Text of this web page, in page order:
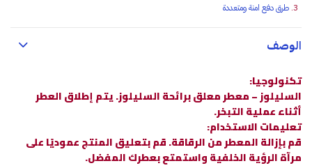
طرق دفع امنة ومتعددة
الوصف
تكنولوجيا:
السليلوز – معطر معلق برائحة السليلوز. يتم إطلاق العطر
أثناء عملية التبخر.
تعليمات الاستخدام:
قم بإزالة المعطر من الرقاقة. قم بتعليق المنتج عموديًا على
مرآة الرؤية الخلفية واستمتع بعطرك المفضل.